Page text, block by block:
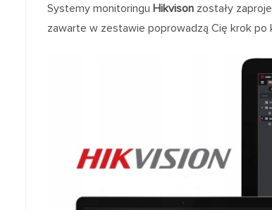
Systemy monitoringu Hikvison zostały
zawarte w zestawie poprowadzą Cię krok